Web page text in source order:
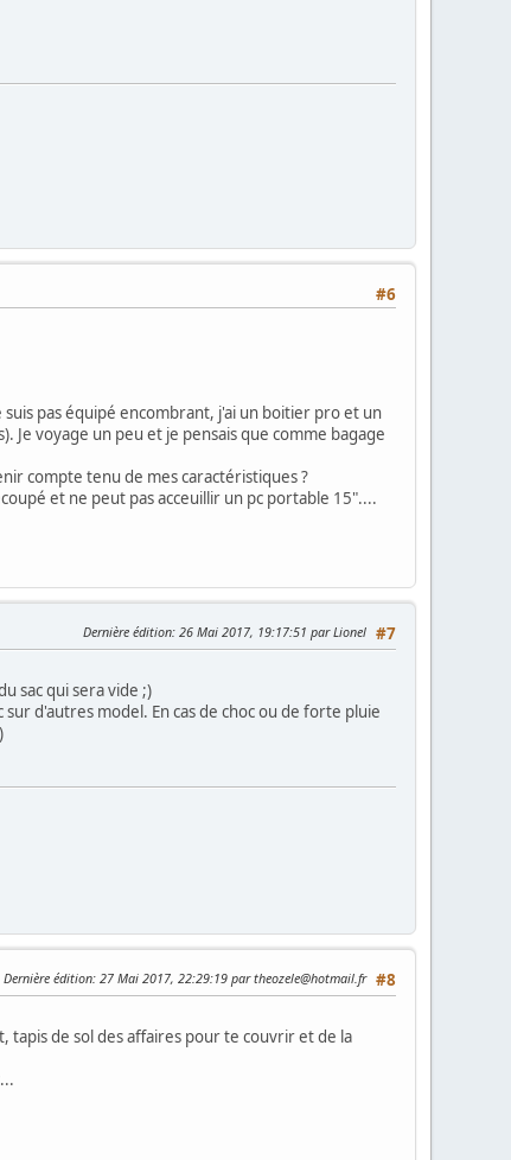
#6
pas équipé encombrant, j'ai un boitier pro et un
Je voyage un peu et je pensais que comme bagage
compte tenu de mes caractéristiques ?
et ne peut pas acceuillir un pc portable 15"....
#7
Dernière édition: 26 Mai 2017, 19:17:51 par Lionel
sac qui sera vide ;)
d'autres model. En cas de choc ou de forte pluie
#8
Dernière édition: 27 Mai 2017, 22:29:19 par theozele@hotmail.fr
tapis de sol des affaires pour te couvrir et de la